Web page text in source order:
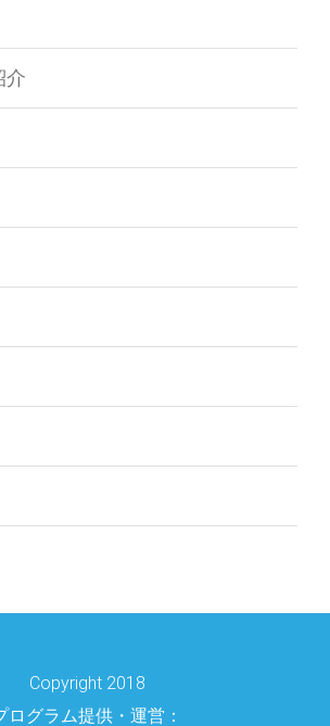
介
プログラム提供・運営：
ラットフォームのリバネス